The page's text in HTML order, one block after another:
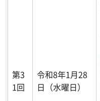
第3
1回
令和8年1月28
日（水曜日）